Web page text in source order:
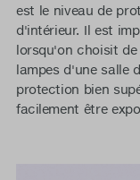
est le niveau de
d'intérieur. Il est
lorsqu'on choisit de
lampes d'une salle
protection bien
facilement être